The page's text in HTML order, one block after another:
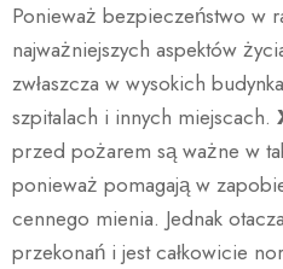
Ponieważ bezpieczeństwo w
najważniejszych aspektów
zwłaszcza w wysokich
szpitalach i innych miejscach.
przed pożarem są ważne w
ponieważ pomagają w
cennego mienia. Jednak
przekonań i jest całkowicie